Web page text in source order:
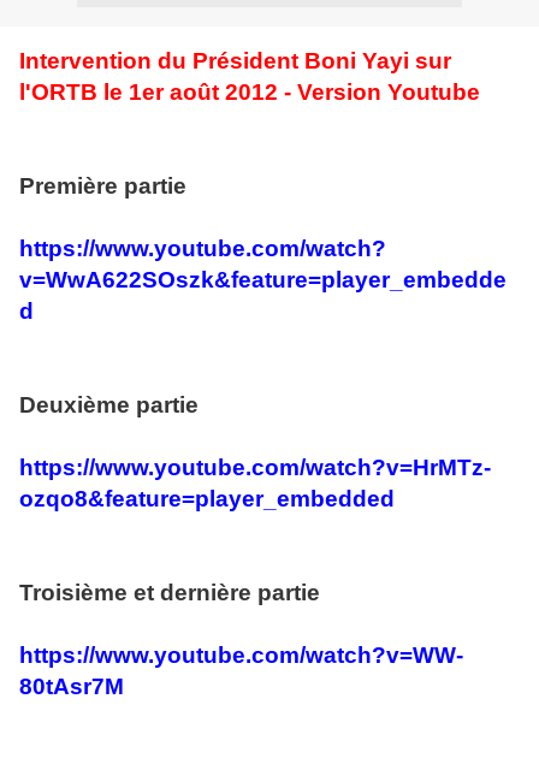
Intervention du Président Boni Yayi sur
l'ORTB le 1er août 2012 - Version Youtube
Première partie
https://www.youtube.com/watch?
v=WwA622SOszk&feature=player_embedde
d
Deuxième partie
https://www.youtube.com/watch?v=HrMTz-
ozqo8&feature=player_embedded
Troisième et dernière partie
https://www.youtube.com/watch?v=WW-
80tAsr7M